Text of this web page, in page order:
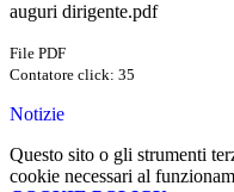
auguri dirigente.pdf
File PDF
Contatore click: 35
Notizie
Questo sito o gli strumenti
cookie necessari al